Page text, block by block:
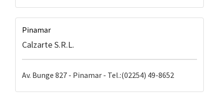
Pinamar
Calzarte S.R.L.
Av. Bunge 827 - Pinamar - Tel.:(02254) 49-8652